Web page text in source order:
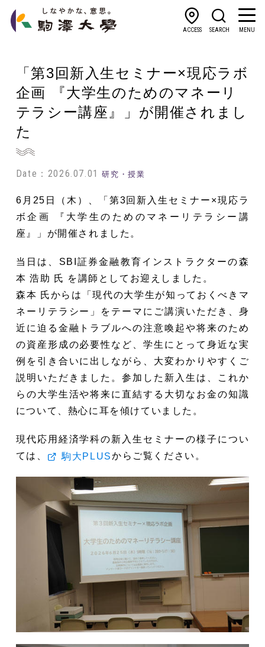
ACCESS SEARCH MENU
「第3回新入生セミナー×現応ラボ
企画 『大学生のためのマネーリ
テラシー講座』」が開催されまし
た
Date：2026.07.01 研究・授業
6月25日（木）、「第3回新入生セミナー×現応ラ
ボ企画 『大学生のためのマネーリテラシー講
座』」が開催されました。
当日は、SBI証券金融教育インストラクターの森
本 浩助 氏 を講師としてお迎えしました。
森本 氏からは「現代の大学生が知っておくべきマ
ネーリテラシー」をテーマにご講演いただき、身
近に迫る金融トラブルへの注意喚起や将来のため
の資産形成の必要性など、学生にとって身近な実
例を引き合いに出しながら、大変わかりやすくご
説明いただきました。参加した新入生は、これか
らの大学生活や将来に直結する大切なお金の知識
について、熱心に耳を傾けていました。
現代応用経済学科の新入生セミナーの様子につい
ては、
駒大PLUSからご覧ください。